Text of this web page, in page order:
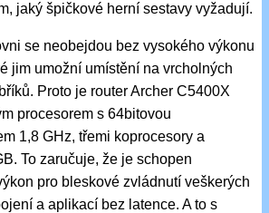
jaký špičkové herní sestavy vyžadují.
se neobejdou bez vysokého výkonu
jim umožní umístění na vrcholných
Proto je router Archer C5400X
procesorem s 64bitovou
1,8 GHz, třemi koprocesory a
To zaručuje, že je schopen
pro bleskové zvládnutí veškerých
a aplikací bez latence. A to s